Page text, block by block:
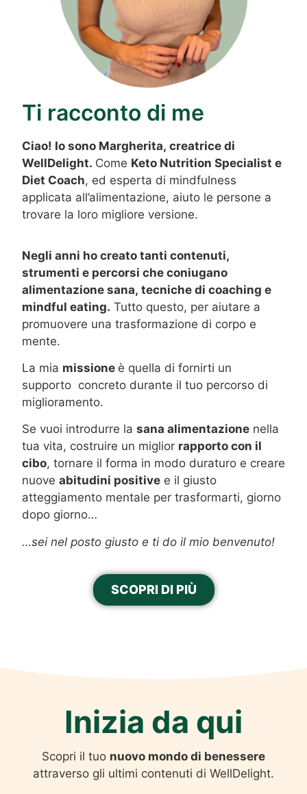
Ti racconto di me
Ciao! Io sono Margherita, creatrice di
WellDelight. Come Keto Nutrition Specialist e
Diet Coach, ed esperta di mindfulness
applicata all’alimentazione, aiuto le persone a
trovare la loro migliore versione.
Negli anni ho creato tanti contenuti,
strumenti e percorsi che coniugano
alimentazione sana, tecniche di coaching e
mindful eating. Tutto questo, per aiutare a
promuovere una trasformazione di corpo e
mente.
La mia missione è quella di fornirti un
supporto concreto durante il tuo percorso di
miglioramento.
Se vuoi introdurre la sana alimentazione nella
tua vita, costruire un miglior rapporto con il
cibo, tornare il forma in modo duraturo e creare
nuove abitudini positive e il giusto
atteggiamento mentale per trasformarti, giorno
dopo giorno…
…sei nel posto giusto e ti do il mio benvenuto!
SCOPRI DI PIÙ
Inizia da qui
Scopri il tuo nuovo mondo di benessere
attraverso gli ultimi contenuti di WellDelight.